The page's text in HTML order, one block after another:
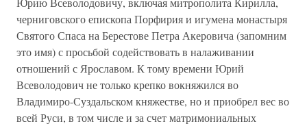
черниговского епископа Порфирия и игумена монастыря
Святого Спаса на Берестове Петра Акеровича (запомним
это имя) с просьбой содействовать в налаживании
отношений с Ярославом. К тому времени Юрий
Всеволодович не только крепко вокняжился во
Владимиро-Суздальском княжестве, но и приобрел вес во
всей Руси, в том числе и за счет матримониальных